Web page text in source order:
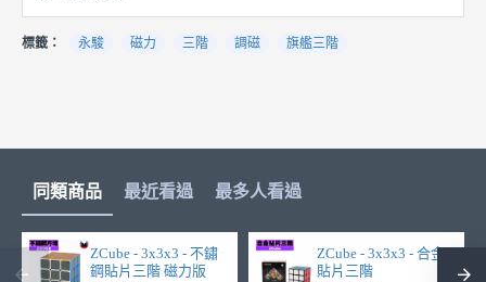
標籤： 永駿 磁力 三階 調磁 旗艦三階
同類商品 最近看過 最多人看過
ZCube - 3x3x3 - 不鏽
鋼貼片三階 磁力版
ZCube - 3x3x3 - 合金
貼片三階